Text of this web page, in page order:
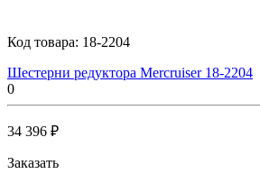
Код товара: 18-2204
Шестерни редуктора Mercruiser 18-2204
0
34 396 ₽
Заказать